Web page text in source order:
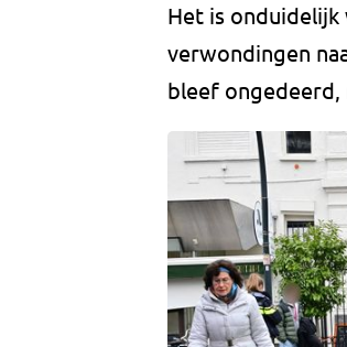
Het is
verwondingen
bleef ongedeerd,